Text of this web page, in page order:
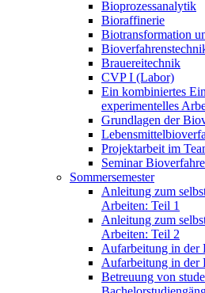
Bioprozessanalytik
Bioraffinerie
Biotransformation
Brauereitechnik
CVP I (Labor)
Ein kombiniertes
experimentelles
Grundlagen der
Projektarbeit im
Seminar
Sommersemester
Anleitung zum
Arbeiten: Teil 1
Anleitung zum
Arbeiten: Teil 2
Aufarbeitung in der
Aufarbeitung in der
Betreuung von